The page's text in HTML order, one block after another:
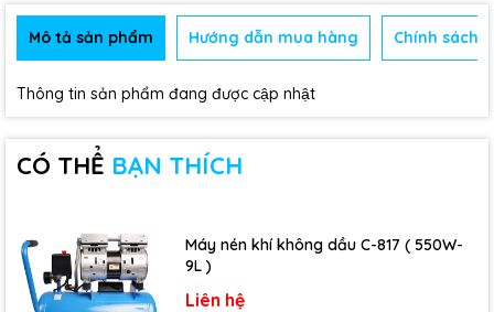
Mô tả sản phẩm Hướng dẫn mua hàng Chính sách
Thông tin sản phẩm đang được cập nhật
CÓ THỂ BẠN THÍCH
Máy nén khí không dầu C-817 ( 550W-
9L )
Liên hệ